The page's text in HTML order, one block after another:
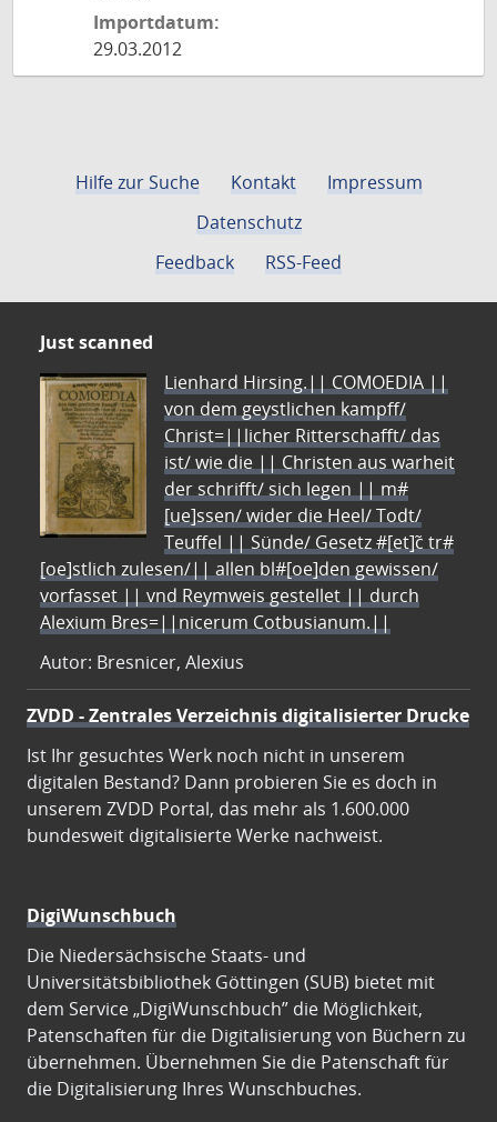
Importdatum:
29.03.2012
Hilfe zur Suche Kontakt
Impressum
Datenschutz
Feedback
RSS-Feed
Just scanned
Lienhard Hirsing.|| COMOEDIA ||
von dem geystlichen kampff/
Christ=||licher Ritterschafft/ das
ist/ wie die || Christen aus warheit
der schrifft/ sich legen || m#
[ue]ssen/ wider die Heel/ Todt/
Teuffel || Sünde/ Gesetz #[et]c̃ tr#
[oe]stlich zulesen/|| allen bl#[oe]den gewissen/
vorfasset || vnd Reymweis gestellet || durch
Alexium Bres=||nicerum Cotbusianum.||
Autor: Bresnicer, Alexius
ZVDD - Zentrales Verzeichnis digitalisierter Drucke
Ist Ihr gesuchtes Werk noch nicht in unserem
digitalen Bestand? Dann probieren Sie es doch in
unserem ZVDD Portal, das mehr als 1.600.000
bundesweit digitalisierte Werke nachweist.
DigiWunschbuch
Die Niedersächsische Staats- und
Universitätsbibliothek Göttingen (SUB) bietet mit
dem Service „DigiWunschbuch” die Möglichkeit,
Patenschaften für die Digitalisierung von Büchern zu
übernehmen. Übernehmen Sie die Patenschaft für
die Digitalisierung Ihres Wunschbuches.